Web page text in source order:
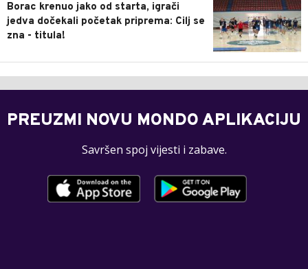
Borac krenuo jako od starta, igrači
jedva dočekali početak priprema: Cilj se
zna - titula!
PREUZMI NOVU MONDO APLIKACIJU
Savršen spoj vijesti i zabave.